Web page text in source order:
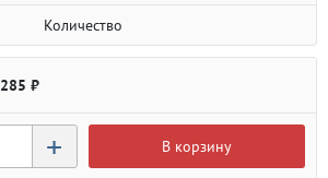
Количество
285 ₽
+ В корзину